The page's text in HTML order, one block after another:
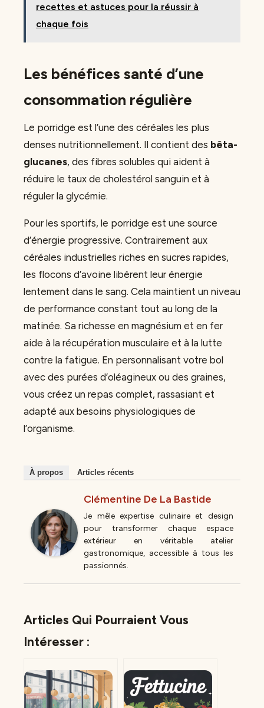
recettes et astuces pour la réussir à
chaque fois
Les bénéfices santé d’une
consommation régulière
Le porridge est l’une des céréales les plus
denses nutritionnellement. Il contient des bêta-
glucanes, des fibres solubles qui aident à
réduire le taux de cholestérol sanguin et à
réguler la glycémie.
Pour les sportifs, le porridge est une source
d’énergie progressive. Contrairement aux
céréales industrielles riches en sucres rapides,
les flocons d’avoine libèrent leur énergie
lentement dans le sang. Cela maintient un niveau
de performance constant tout au long de la
matinée. Sa richesse en magnésium et en fer
aide à la récupération musculaire et à la lutte
contre la fatigue. En personnalisant votre bol
avec des purées d’oléagineux ou des graines,
vous créez un repas complet, rassasiant et
adapté aux besoins physiologiques de
l’organisme.
À propos Articles récents
Clémentine De La Bastide
Je mêle expertise culinaire et design
pour transformer chaque espace
extérieur en véritable atelier
gastronomique, accessible à tous les
passionnés.
Articles Qui Pourraient Vous
Intéresser :